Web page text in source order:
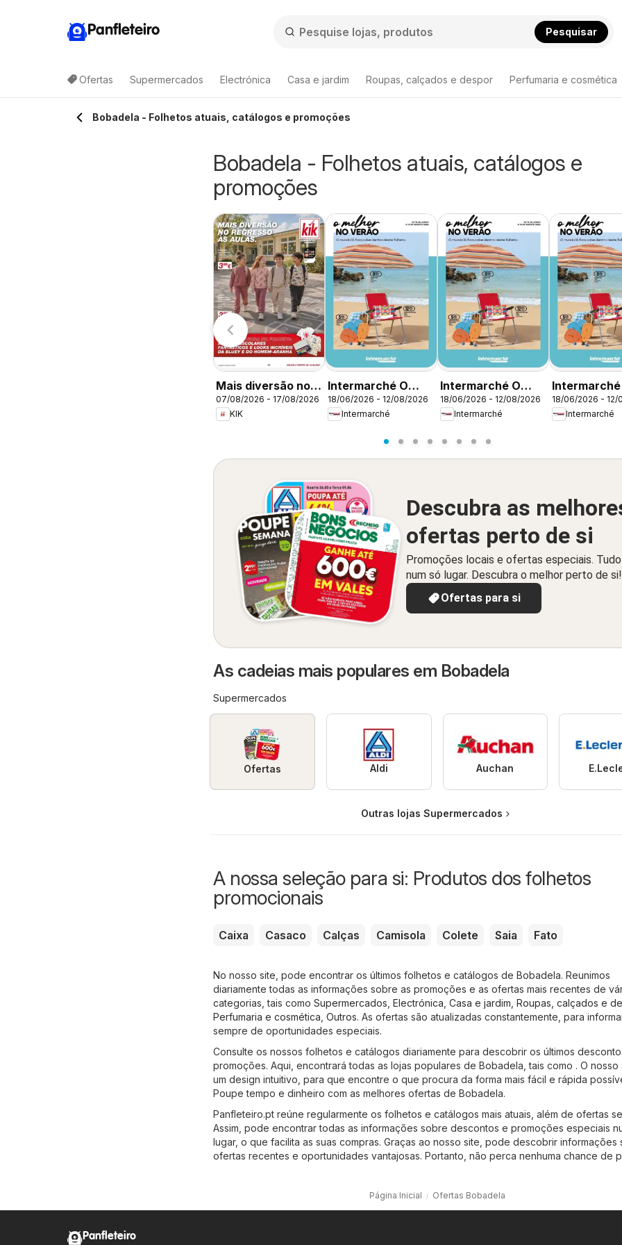
Panfleteiro Pesquisar
Ofertas Supermercados Electrónica Casa e jardim Roupas, calçados e despor Perfumaria e cosmética
Bobadela - Folhetos atuais, catálogos e promoções
Bobadela - Folhetos atuais, catálogos e
promoções
Mais diversão no
regresso às aulas
07/08/2026 - 17/08/2026
KIK
Intermarché O
melhor no verão
18/06/2026 - 12/08/2026
Intermarché
Intermarché O
melhor no verão
18/06/2026 - 12/08/2026
Intermarché
Intermarché
melhor no
18/06/2026 - 12/
Intermarché
Descubra as
ofertas perto de si
Promoções locais e ofertas especiais. Tudo
num só lugar. Descubra o melhor perto de si!
Ofertas para si
As cadeias mais populares em Bobadela
Supermercados
Ofertas Aldi Auchan
Outras lojas Supermercados
A nossa seleção para si: Produtos dos folhetos
promocionais
Caixa Casaco Calças Camisola Colete Saia Fato
No nosso site, pode encontrar os últimos folhetos e catálogos de Bobadela. Reunimos
diariamente todas as informações sobre as promoções e as ofertas mais recentes de
categorias, tais como Supermercados Electrónica Casa e jardim Roupas, calçados e
Perfumaria e cosmética Outros. As ofertas são atualizadas constantemente, para
sempre de oportunidades especiais.
Consulte os nossos folhetos e catálogos diariamente para descobrir os últimos
promoções. Aqui, encontrará todas as lojas populares de Bobadela, tais como . O nosso
um design intuitivo, para que encontre o que procura da forma mais fácil e rápida
Poupe tempo e dinheiro com as melhores ofertas de Bobadela.
Panfleteiro.pt reúne regularmente os folhetos e catálogos mais atuais, além de ofertas
Assim, pode encontrar todas as informações sobre descontos e promoções especiais
lugar, o que facilita as suas compras. Graças ao nosso site, pode descobrir informações
ofertas recentes e oportunidades vantajosas. Portanto, não perca nenhuma chance de
Página Inicial Ofertas Bobadela
Panfleteiro